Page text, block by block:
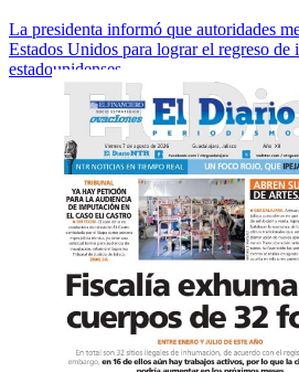
La presidenta informó que autoridades
Estados Unidos para lograr el regreso de
estadounidenses